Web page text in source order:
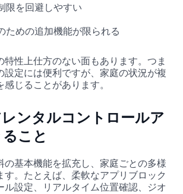
限を回避しやすい
ための追加機能が限られる
特性上仕方のない面もあります。つま
設定には便利ですが、家庭の状況が複
じることがあります。
ンタルコントロールア
こと
の基本機能を拡充し、家庭ごとの多様
す。たとえば、柔軟なアプリブロック
ル設定、リアルタイム位置確認、ジオ